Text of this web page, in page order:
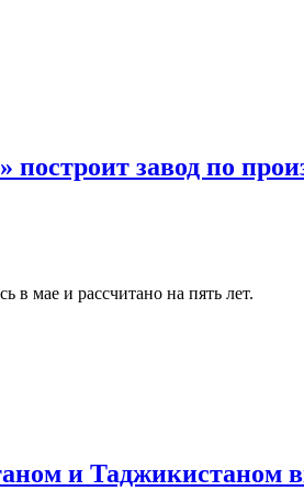
завод по
в мае и рассчитано на пять лет.
и Таджикистаном